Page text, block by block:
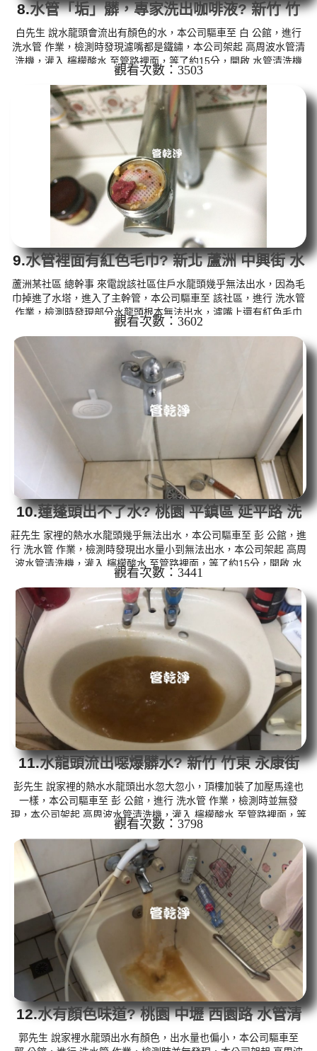
8.水管「垢」髒，專家洗出咖啡液? 新竹 竹
東 忠孝街 清洗水管
白先生 說水龍頭會流出有顏色的水，本公司驅車至 白 公館，進行
洗水管 作業，檢測時發現濾嘴都是鐵鏽，本公司架起 高周波水管清
洗機，灌入 檸檬酸水 至管路裡面，等了約15分，開啟 水管清洗機
，啟動 螺旋波 模式，一開始就洗出黃色髒水，源源不絕，如下圖片
影片，兩個多小時後， 水恢復清澈，水量也變大了!! 如是自來水，
如水管老化，會產生鐵鏽跟泥沙堆積，洗出來的水就會是咖啡色，
地下水含有氧化錳，管壁上會結成黑色管垢，洗出來的水會跟石油
一樣黑，有些洗出綠色的水，是因為裡面有銅的物質，生鏽產生銅
綠...
觀看次數：3503
9.水管裡面有紅色毛巾? 新北 蘆洲 中興街 水
管清洗
蘆洲某社區 總幹事 來電說該社區住戶水龍頭幾乎無法出水，因為毛
巾掉進了水塔，進入了主幹管，本公司驅車至 該社區，進行 洗水管
作業，檢測時發現部分水龍頭根本無法出水，濾嘴上還有紅色毛巾
削削，本公司架起 高周波水管清洗機，灌入 檸檬酸水 至管路裡面，
等了約15分，開啟 水管清洗機 ，啟動 螺旋波 模式，一開始就洗出
棕色髒水，源源不絕，如下圖片影片，該社區花了幾個星期， 社區
住戶水龍頭出水都恢復正常，大家能安心正常用水了!! 如是自來水，
如水管老化，會產生鐵鏽跟泥沙堆積，洗出來的水就會是咖啡色...
觀看次數：3602
10.蓮蓬頭出不了水? 桃園 平鎮區 延平路 洗
水管
莊先生 家裡的熱水水龍頭幾乎無法出水，本公司驅車至 彭 公館，進
行 洗水管 作業，檢測時發現出水量小到無法出水，本公司架起 高周
波水管清洗機，灌入 檸檬酸水 至管路裡面，等了約15分，開啟 水
管清洗機 ，啟動 螺旋波 模式，一開始就洗出黃白色髒水，源源不
絕，如下圖片影片，一個多小時後， 熱水出水恢復正常，莊先生能
洗個熱水澡了!! 如是自來水，如水管老化，會產生鐵鏽跟泥沙堆積，
洗出來的水就會是咖啡色，地下水含有氧化錳，管壁上會結成黑色
管垢，洗出來的水會跟石油一樣黑，有些洗出綠色的水，是因為裡...
觀看次數：3441
11.水龍頭流出噁爆髒水? 新竹 竹東 永康街
清洗水管
彭先生 說家裡的熱水水龍頭出水忽大忽小，頂樓加裝了加壓馬達也
一樣，本公司驅車至 彭 公館，進行 洗水管 作業，檢測時並無發
現，本公司架起 高周波水管清洗機，灌入 檸檬酸水 至管路裡面，等
了約15分，開啟 水管清洗機 ，啟動 螺旋波 模式，一開始就洗出髒
水，越洗就越髒，沒多久就噴出泥水，源源不絕，如下圖片影片，
兩個多小時後， 出水恢復正常水量也變大了，彭先生能正常用水了!!
如是自來水，如水管老化，會產生鐵鏽跟泥沙堆積，洗出來的水就
會是咖啡色，地下水含有氧化錳，管壁上會結成黑色管垢，洗出來
的...
觀看次數：3798
12.水有顏色味道? 桃園 中壢 西園路 水管清
洗
郭先生 說家裡水龍頭出水有顏色，出水量也偏小，本公司驅車至